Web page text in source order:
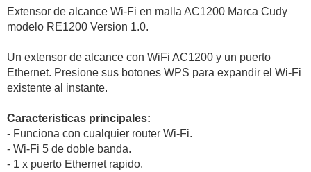
Extensor de alcance Wi-Fi en malla AC1200 Marca Cudy
modelo RE1200 Version 1.0.
Un extensor de alcance con WiFi AC1200 y un puerto
Ethernet. Presione sus botones WPS para expandir el Wi-Fi
existente al instante.
Caracteristicas principales:
- Funciona con cualquier router Wi-Fi.
- Wi-Fi 5 de doble banda.
- 1 x puerto Ethernet rapido.